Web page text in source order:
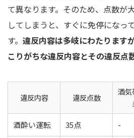
て異なります。そのため、点数が
してしまうと、すぐに免停になっ
す。 違反内容は多岐にわたります
こりがちな違反内容とその違反点
違反内容 違反点数
酒気
酒酔い運転
35点 -